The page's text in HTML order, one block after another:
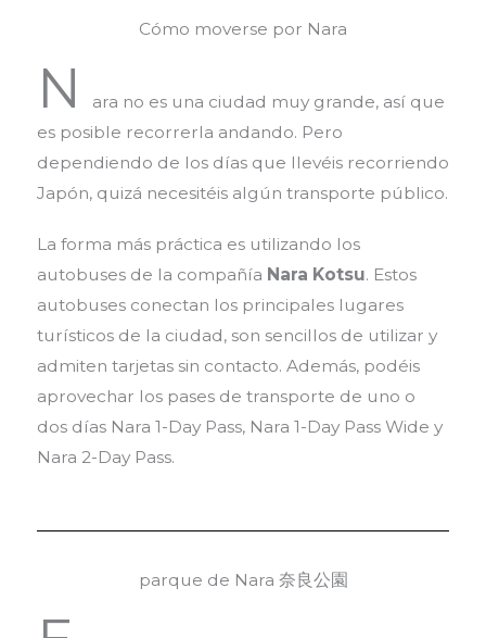
Cómo moverse por Nara
N
ara no es una ciudad muy grande, así que
es posible recorrerla andando. Pero
dependiendo de los días que llevéis recorriendo
Japón, quizá necesitéis algún transporte público.
La forma más práctica es utilizando los
autobuses de la compañía Nara Kotsu. Estos
autobuses conectan los principales lugares
turísticos de la ciudad, son sencillos de utilizar y
admiten tarjetas sin contacto. Además, podéis
aprovechar los pases de transporte de uno o
dos días Nara 1-Day Pass, Nara 1-Day Pass Wide y
Nara 2-Day Pass.
parque de Nara 奈良公園